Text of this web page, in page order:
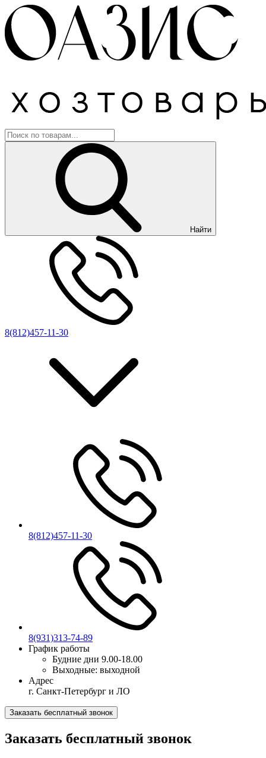
Найти
8(812)457-11-30
8(812)457-11-30
8(931)313-74-89
График работы
Будние дни 9.00-18.00
Выходные: выходной
Адрес
г. Санкт-Петербург и ЛО
Заказать бесплатный звонок
Заказать бесплатный звонок